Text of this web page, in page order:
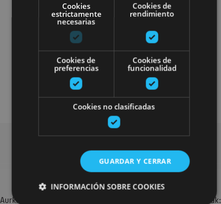
Localidades
Visitas guiadas Accesibilidad visual
Accesibilidad cognitiva
Accesibilidad física
Bilatu plan gehiago
Aurkitu zure bidaia Nafarroan osatzeko planak eta iradokizunak:
Cookies
estrictamente
necesarias
Cookies de
rendimiento
Cookies de
preferencias
Cookies de
funcionalidad
Cookies no clasificadas
GUARDAR Y CERRAR
INFORMACIÓN SOBRE COOKIES